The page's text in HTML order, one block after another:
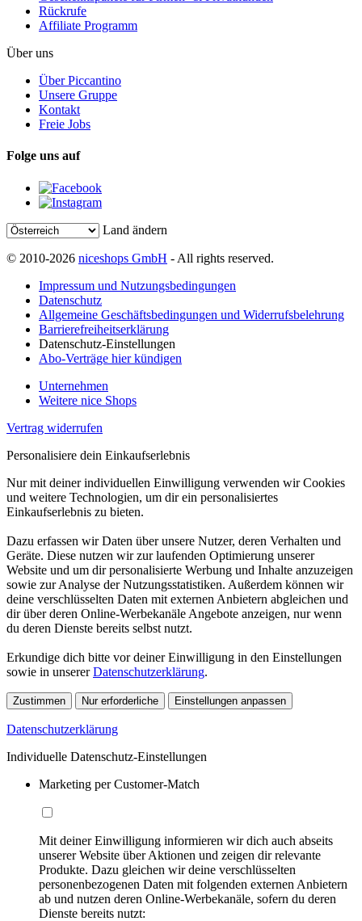
Rückrufe
Affiliate Programm
Über uns
Über Piccantino
Unsere Gruppe
Kontakt
Freie Jobs
Folge uns auf
Land ändern
© 2010-2026 niceshops GmbH - All rights reserved.
Impressum und Nutzungsbedingungen
Datenschutz
Allgemeine Geschäftsbedingungen und Widerrufsbelehrung
Barrierefreiheitserklärung
Datenschutz-Einstellungen
Abo-Verträge hier kündigen
Unternehmen
Weitere nice Shops
Vertrag widerrufen
Personalisiere dein Einkaufserlebnis
Nur mit deiner individuellen Einwilligung verwenden wir Cookies
und weitere Technologien, um dir ein personalisiertes
Einkaufserlebnis zu bieten.
Dazu erfassen wir Daten über unsere Nutzer, deren Verhalten und
Geräte. Diese nutzen wir zur laufenden Optimierung unserer
Website und um dir personalisierte Werbung und Inhalte anzuzeigen
sowie zur Analyse der Nutzungsstatistiken. Außerdem können wir
deine verschlüsselten Daten mit externen Anbietern abgleichen und
dir über deren Online-Werbekanäle Angebote anzeigen, nur wenn
du deren Dienste bereits selbst nutzt.
Erkundige dich bitte vor deiner Einwilligung in den Einstellungen
sowie in unsererDatenschutzerklärung.
Zustimmen Nur erforderliche Einstellungen anpassen
Datenschutzerklärung
Individuelle Datenschutz-Einstellungen
Marketing per Customer-Match
Mit deiner Einwilligung informieren wir dich auch abseits
unserer Website über Aktionen und zeigen dir relevante
Produkte. Dazu gleichen wir deine verschlüsselten
personenbezogenen Daten mit folgenden externen Anbietern
ab und nutzen deren Online-Werbekanäle, sofern du deren
Dienste bereits nutzt: